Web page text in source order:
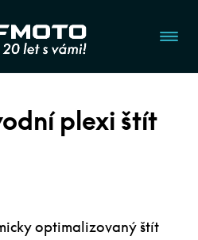
plexi štít
optimalizovaný štít